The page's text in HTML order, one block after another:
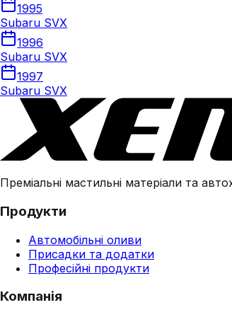
1995
Subaru SVX
1996
Subaru SVX
1997
Subaru SVX
Преміальні мастильні матеріали та
Продукти
Автомобільні оливи
Присадки та додатки
Професійні продукти
Компанія